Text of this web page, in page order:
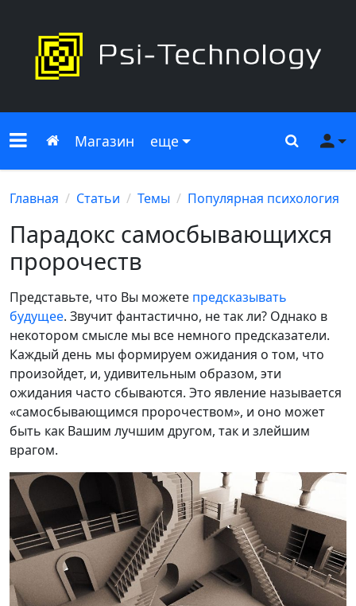
Меню сайта
Главная
Магазин еще Поиск
Главная Статьи Темы Популярная психология
Парадокс самосбывающихся
пророчеств
Представьте, что Вы можете предсказывать
будущее. Звучит фантастично, не так ли? Однако в
некотором смысле мы все немного предсказатели.
Каждый день мы формируем ожидания о том, что
произойдет, и, удивительным образом, эти
ожидания часто сбываются. Это явление называется
«самосбывающимся пророчеством», и оно может
быть как Вашим лучшим другом, так и злейшим
врагом.